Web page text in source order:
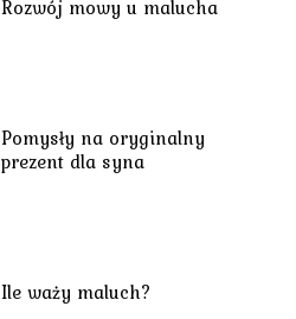
Rozwój mowy u malucha
Pomysły na oryginalny
prezent dla syna
Ile waży maluch?